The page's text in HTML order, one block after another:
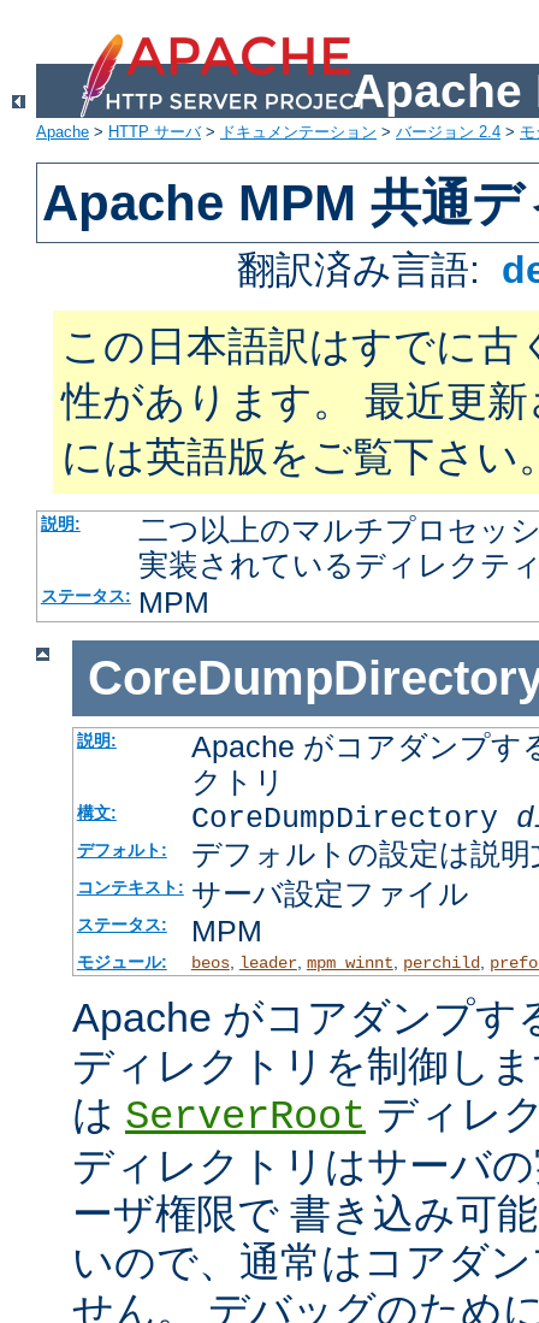
Apache
Apache > HTTP サーバ> ドキュメンテーション > バージョン 2.4 >
Apache MPM 共通
翻訳済み言語:
この日本語訳はすでに古
性があります。 最近更
には英語版をご覧下さい
説明:
二つ以上のマルチプロセッ
実装されているディレクテ
ステータス: MPM
説明:
Apache がコアダンプす
クトリ
構文: CoreDumpDirectory
デフォルト: デフォルトの設定は説
コンテキスト: サーバ設定ファイル
ステータス: MPM
モジュール: beos, leader, mpm_winnt perchild,
Apache がコアダンプす
ディレクトリを制御し
は ServerRoot ディレ
ディレクトリはサーバ
ーザ権限で 書き込み可
いので、通常はコアダ
せん。 デバッグのため